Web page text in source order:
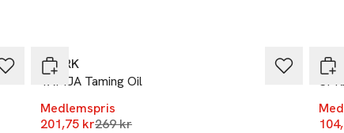
BJÖRK
TÄMJA Taming Oil
Medlemspris
201,75 krLägsta pris 30 dagar
269 kr